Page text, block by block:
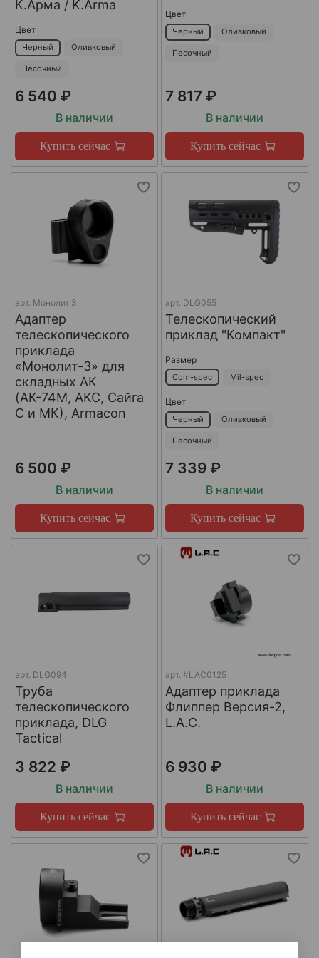
К.Арма / K.Arma
Цвет
Черный Оливковый
Песочный
6 540 ₽
В наличии
Купить сейчас
Цвет
Черный Оливковый
Песочный
7 817 ₽
В наличии
Купить сейчас
арт. Монолит 3
Адаптер
телескопического
приклада
«Монолит-3» для
складных АК
(АК-74М, АКС, Сайга
С и МК), Armacon
6 500 ₽
В наличии
Купить сейчас
арт. DLG055
Телескопический
приклад "Компакт"
Размер
Com-spec Mil-spec
Цвет
Черный Оливковый
Песочный
7 339 ₽
В наличии
Купить сейчас
арт. DLG094
Труба
телескопического
приклада, DLG
Tactical
3 822 ₽
В наличии
Купить сейчас
арт. #LAC0125
Адаптер приклада
Флиппер Версия-2,
L.A.C.
6 930 ₽
В наличии
Купить сейчас